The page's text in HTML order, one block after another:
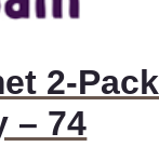
2-Pack
– 74